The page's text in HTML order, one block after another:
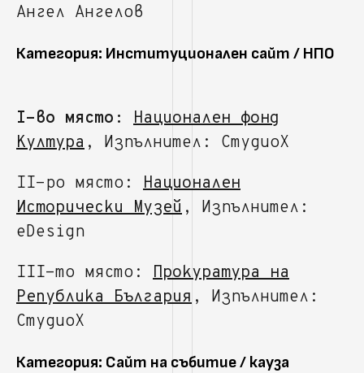
Ангел Ангелов
Категория: Институционален сайт / НПО
I-во място: Национален фонд
Култура, Изпълнител: СтудиоХ
II-ро място: Национален
Исторически Музей, Изпълнител:
eDesign
III-то място: Прокуратура на
Република България, Изпълнител:
СтудиоХ
Категория: Сайт на събитие / кауза